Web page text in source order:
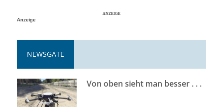
Anzeige
NEWSGATE
Von oben sieht man besser . . .